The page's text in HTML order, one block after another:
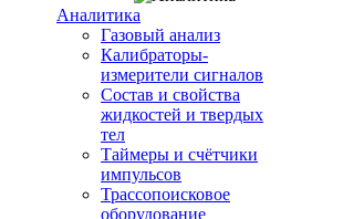
Аналитика
Газовый анализ
Калибраторы-
измерители сигналов
Состав и свойства
жидкостей и твердых
тел
Таймеры и счётчики
импульсов
Трассопоисковое
оборудование